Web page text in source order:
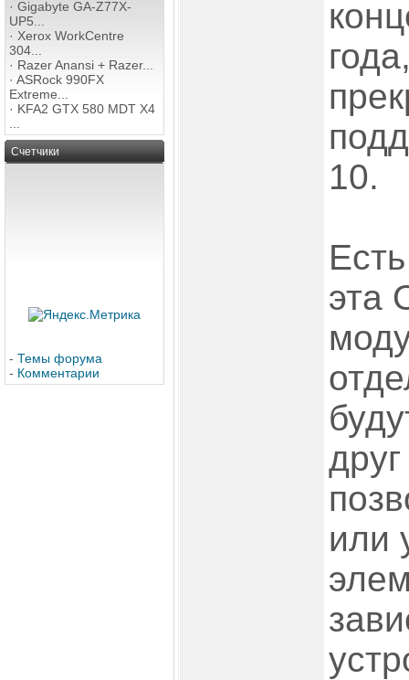
· Gigabyte GA-Z77X-
UP5...
· Xerox WorkCentre
304...
· Razer Anansi + Razer...
· ASRock 990FX
Extreme...
· KFA2 GTX 580 MDT X4
Счетчики
- Темы форума
- Комментарии
10.
эта
или